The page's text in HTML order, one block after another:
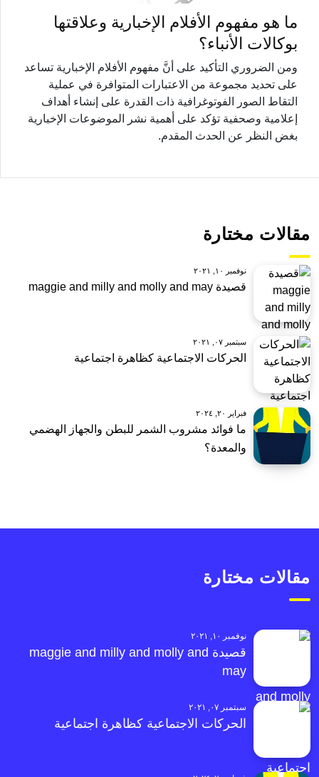
ما هو مفهوم الأفلام الإخبارية وعلاقتها
بوكالات الأنباء؟
ومن الضروري التأكيد على أنَّ مفهوم الأفلام الإخبارية تساعد
على تحديد مجموعة من الاعتبارات المتوافرة في عملية
التقاط الصور الفوتوغرافية ذات القدرة على إنشاء أهداف
إعلامية وصحفية تؤكد على أهمية نشر الموضوعات الإخبارية
بغض النظر عن الحدث المقدم.
مقالات مختارة
نوفمبر ١٠, ٢٠٢١
قصيدة maggie and milly and molly and may
سبتمبر ٠٧, ٢٠٢١
الحركات الاجتماعية كظاهرة اجتماعية
فبراير ٢٠, ٢٠٢٤
ما فوائد مشروب الشمر للبطن والجهاز الهضمي
والمعدة؟
مقالات مختارة
نوفمبر ١٠, ٢٠٢١
قصيدة maggie and milly and molly and
may
سبتمبر ٠٧, ٢٠٢١
الحركات الاجتماعية كظاهرة اجتماعية